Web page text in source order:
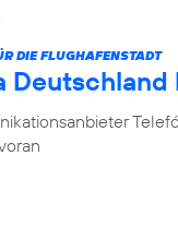
DIE FLUGHAFENSTADT
Deutschland